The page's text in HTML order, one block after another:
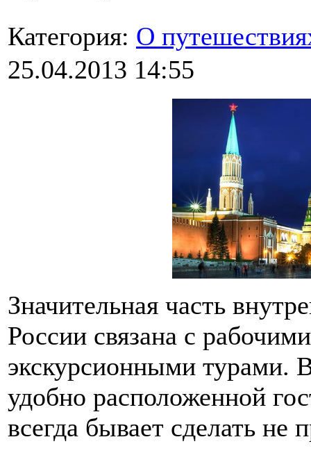
Категория: О
25.04.2013 14:55
Значительная часть
России связана с
экскурсионными турами.
удобно расположенной
всегда бывает сделать не